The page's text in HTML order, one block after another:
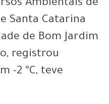
Ambientais de
Santa Catarina
de Bom Jardim
registrou
-2 °C, teve